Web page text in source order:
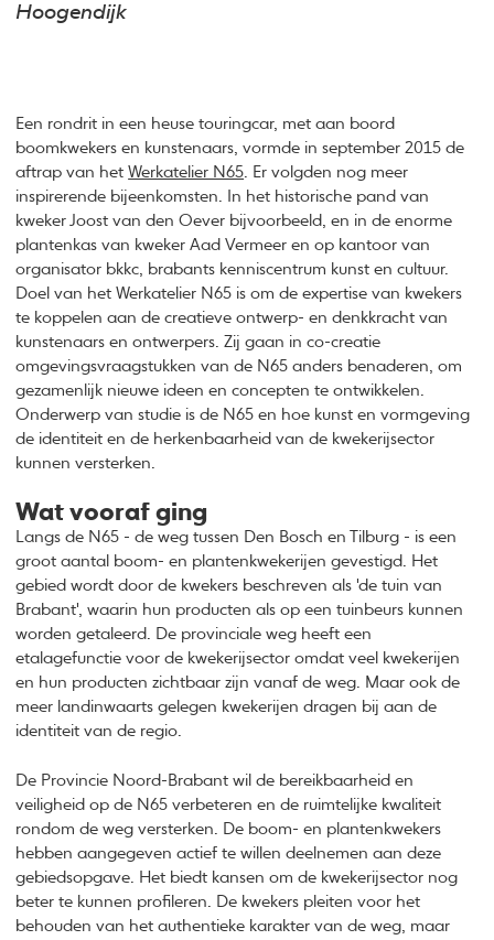
Hoogendijk
Een rondrit in een heuse touringcar, met aan boord
boomkwekers en kunstenaars, vormde in september 2015 de
aftrap van hetWerkatelier N65. Er volgden nog meer
inspirerende bijeenkomsten. In het historische pand van
kweker Joost van den Oever bijvoorbeeld, en in de enorme
plantenkas van kweker Aad Vermeer en op kantoor van
organisator bkkc, brabants kenniscentrum kunst en cultuur.
Doel van het Werkatelier N65 is om de expertise van kwekers
te koppelen aan de creatieve ontwerp- en denkkracht van
kunstenaars en ontwerpers. Zij gaan in co-creatie
omgevingsvraagstukken van de N65 anders benaderen, om
gezamenlijk nieuwe ideen en concepten te ontwikkelen.
Onderwerp van studie is de N65 en hoe kunst en vormgeving
de identiteit en de herkenbaarheid van de kwekerijsector
kunnen versterken.
Wat vooraf ging
Langs de N65 - de weg tussen Den Bosch en Tilburg - is een
groot aantal boom- en plantenkwekerijen gevestigd. Het
gebied wordt door de kwekers beschreven als 'de tuin van
Brabant', waarin hun producten als op een tuinbeurs kunnen
worden getaleerd. De provinciale weg heeft een
etalagefunctie voor de kwekerijsector omdat veel kwekerijen
en hun producten zichtbaar zijn vanaf de weg. Maar ook de
meer landinwaarts gelegen kwekerijen dragen bij aan de
identiteit van de regio.
De Provincie Noord-Brabant wil de bereikbaarheid en
veiligheid op de N65 verbeteren en de ruimtelijke kwaliteit
rondom de weg versterken. De boom- en plantenkwekers
hebben aangegeven actief te willen deelnemen aan deze
gebiedsopgave. Het biedt kansen om de kwekerijsector nog
beter te kunnen profileren. De kwekers pleiten voor het
behouden van het authentieke karakter van de weg, maar